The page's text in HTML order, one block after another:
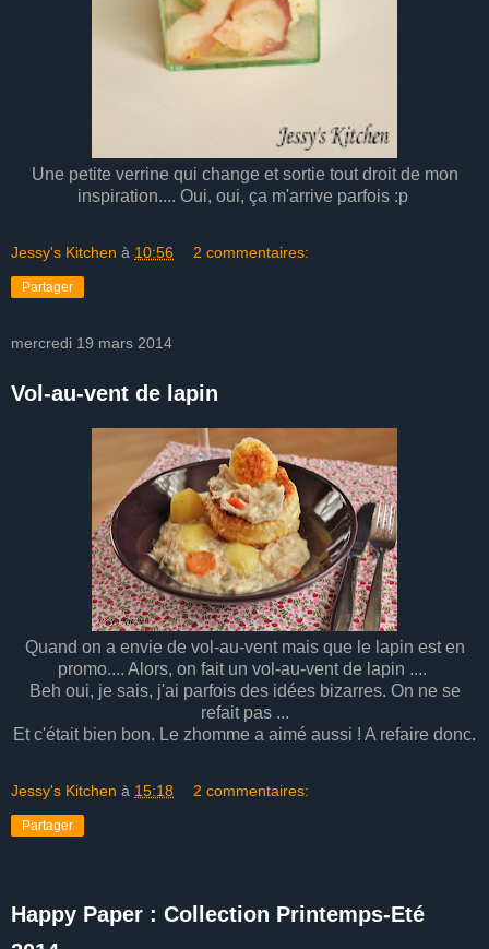
Une petite verrine qui change et sortie tout droit de mon
inspiration.... Oui, oui, ça m'arrive parfois :p
Jessy's Kitchen à 10:56 2 commentaires:
Partager
mercredi 19 mars 2014
Vol-au-vent de lapin
Quand on a envie de vol-au-vent mais que le lapin est en
promo.... Alors, on fait un vol-au-vent de lapin ....
Beh oui, je sais, j'ai parfois des idées bizarres. On ne se
refait pas ...
Et c'était bien bon. Le zhomme a aimé aussi ! A refaire donc.
Jessy's Kitchen à 15:18 2 commentaires:
Partager
Happy Paper : Collection Printemps-Eté